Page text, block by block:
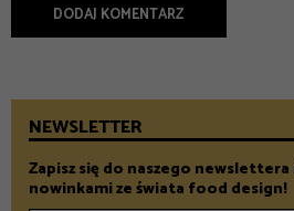
NEWSLETTER
Zapisz się do naszego newslettera
nowinkami ze świata food design!